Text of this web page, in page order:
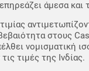
άμεσα και
στους
νομισματική
τιμές της Ινδίας.